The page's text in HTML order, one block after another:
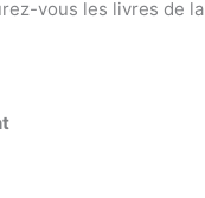
vous les livres de la